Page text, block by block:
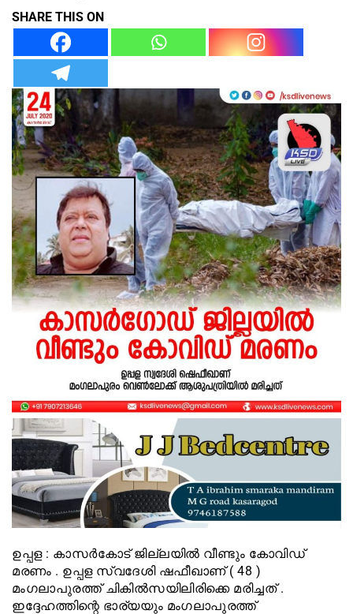
SHARE THIS ON
ഉപ്പള : കാസർകോട് ജില്ലയിൽ വീണ്ടും കോവിഡ്
മരണം . ഉപ്പള സ്വദേശി ഷഫീഖാണ് ( 48 )
മംഗലാപുരത്ത് ചികിൽസയിലിരിക്കെ മരിച്ചത് .
ഇദ്ദേഹത്തിന്റെ ഭാര്യയും മംഗലാപുരത്ത്